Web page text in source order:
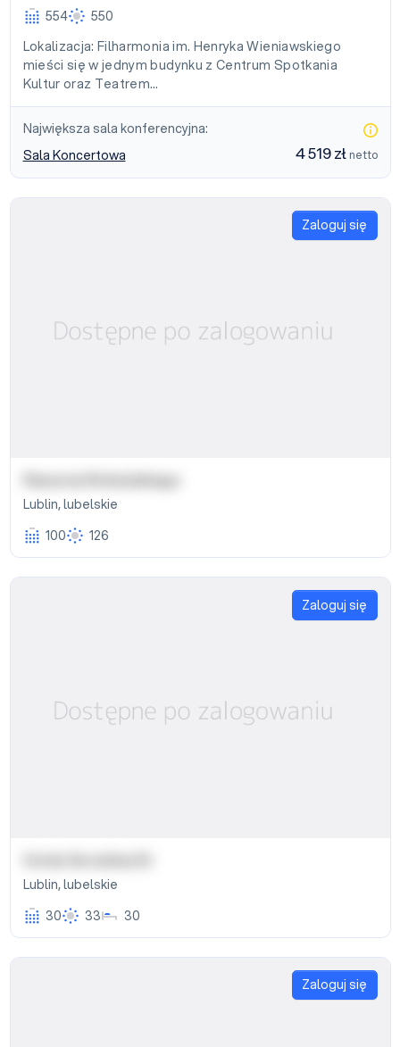
554
550
Lokalizacja: Filharmonia im. Henryka Wieniawskiego
mieści się w jednym budynku z Centrum Spotkania
Kultur oraz Teatrem…
Największa sala konferencyjna:
Sala Koncertowa
4 519 zł netto
Zaloguj się
Resursa Wokulskiego
Lublin,lubelskie
100
126
Zaloguj się
Lublin,lubelskie
30
33 30
Zaloguj się